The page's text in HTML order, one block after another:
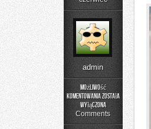
admin
Możliwość
komentowania
Edukacja
Styl
została
wyłączona
Comments